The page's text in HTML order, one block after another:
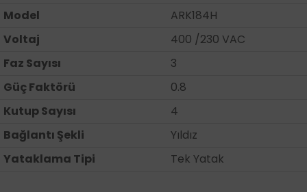
Model
ARK184H
Voltaj
400 /230 VAC
Faz Sayısı
3
Güç Faktörü
0.8
Kutup Sayısı
4
Bağlantı Şekli
Yıldız
Yataklama Tipi
Tek Yatak